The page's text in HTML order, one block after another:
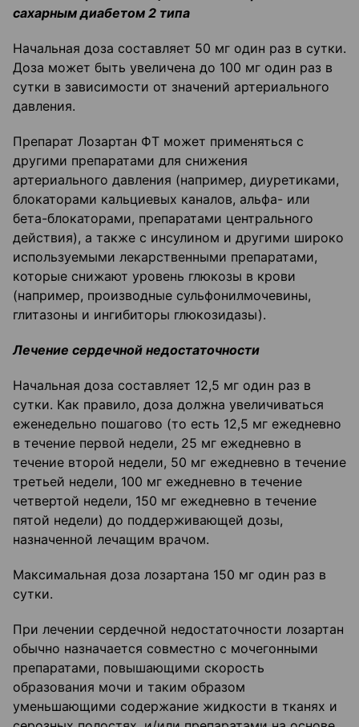
сахарным диабетом 2 типа
Начальная доза составляет 50 мг один раз в сутки.
Доза может быть увеличена до 100 мг один раз в
сутки в зависимости от значений артериального
давления.
Препарат Лозартан ФТ может применяться с
другими препаратами для снижения
артериального давления (например, диуретиками,
блокаторами кальциевых каналов, альфа- или
бета-блокаторами, препаратами центрального
действия), а также с инсулином и другими широко
используемыми лекарственными препаратами,
которые снижают уровень глюкозы в крови
(например, производные сульфонилмочевины,
глитазоны и ингибиторы глюкозидазы).
Лечение сердечной недостаточности
Начальная доза составляет 12,5 мг один раз в
сутки. Как правило, доза должна увеличиваться
еженедельно пошагово (то есть 12,5 мг ежедневно
в течение первой недели, 25 мг ежедневно в
течение второй недели, 50 мг ежедневно в течение
третьей недели, 100 мг ежедневно в течение
четвертой недели, 150 мг ежедневно в течение
пятой недели) до поддерживающей дозы,
назначенной лечащим врачом.
Максимальная доза лозартана 150 мг один раз в
сутки.
При лечении сердечной недостаточности лозартан
обычно назначается совместно с мочегонными
препаратами, повышающими скорость
образования мочи и таким образом
уменьшающими содержание жидкости в тканях и